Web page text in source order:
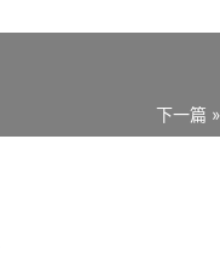
下一篇 »